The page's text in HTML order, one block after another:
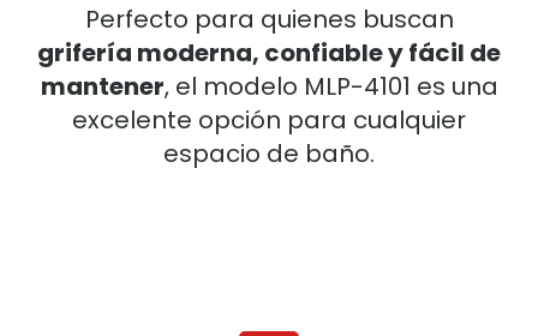
Perfecto para quienes buscan
grifería moderna, confiable y fácil de
mantener, el modelo MLP-4101 es una
excelente opción para cualquier
espacio de baño.